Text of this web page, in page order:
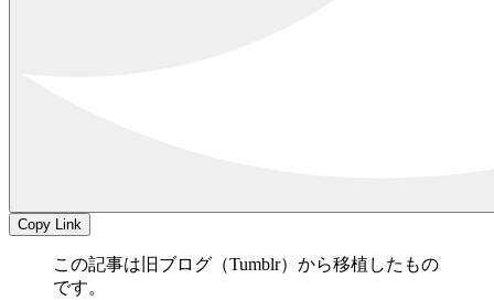
Copy Link
この記事は旧ブログ（Tumblr）から移植したもの
です。